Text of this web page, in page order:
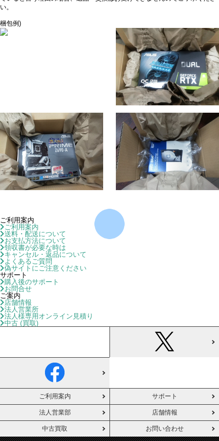
い。
梱包例)
ご利用案内
ご利用案内
送料・配送について
お支払方法について
領収書が必要な時は
キャンセル・返品について
よくあるご質問
偽サイトにご注意ください
サポート
購入後のサポート
お問合せ
ご案内
店舗情報
法人営業所
法人様専用オンライン見積り
中古 (買取)
ご利用案内 サポート
法人営業部 店舗情報
中古買取 お問い合わせ